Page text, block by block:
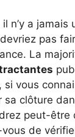
il n’y a
pas
La
vous
sa clôture
peut-être
de